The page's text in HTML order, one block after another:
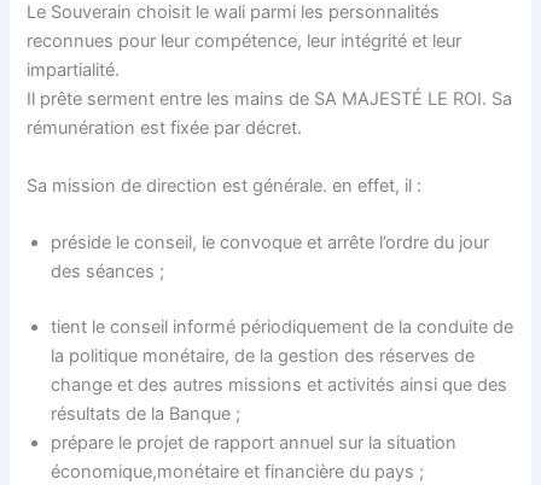
Le Souverain choisit le wali parmi les personnalités
reconnues pour leur compétence, leur intégrité et leur
impartialité.
Il prête serment entre les mains de SA MAJESTÉ LE ROI. Sa
rémunération est fixée par décret.
Sa mission de direction est générale. en effet, il :
préside le conseil, le convoque et arrête l’ordre du jour
des séances ;
tient le conseil informé périodiquement de la conduite de
la politique monétaire, de la gestion des réserves de
change et des autres missions et activités ainsi que des
résultats de la Banque ;
prépare le projet de rapport annuel sur la situation
économique,monétaire et financière du pays ;